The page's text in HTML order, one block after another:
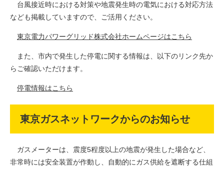
台風接近時における対策や地震発生時の電気における対応方法
なども掲載していますので、ご活用ください。
東京電力パワーグリッド株式会社ホームページはこちら
また、市内で発生した停電に関する情報は、以下のリンク先か
らご確認いただけます。
停電情報はこちら
東京ガスネットワークからのお知らせ
ガスメーターは、震度5程度以上の地震が発生した場合など、
非常時には安全装置が作動し、自動的にガス供給を遮断する仕組